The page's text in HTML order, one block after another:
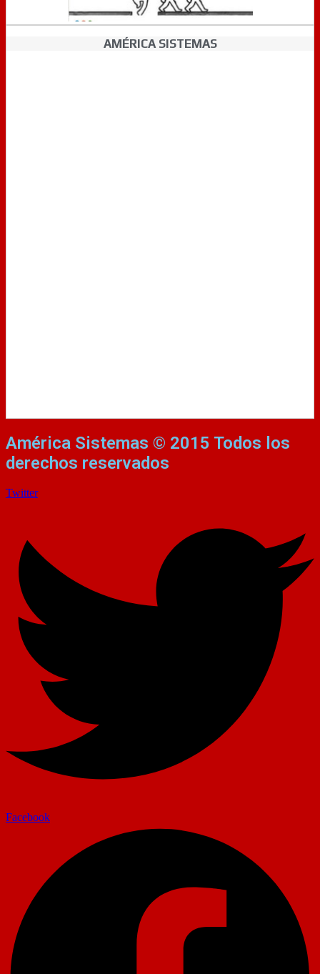
AMÉRICA SISTEMAS
América Sistemas © 2015 Todos los
derechos reservados
Twitter
Facebook